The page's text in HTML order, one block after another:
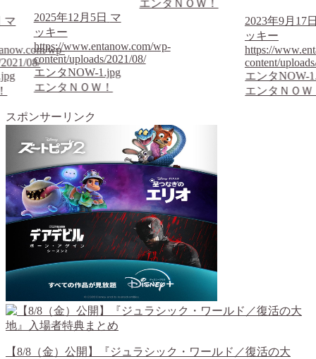
マ
wp-
08/
https://www.entanow.com/wp-
content/uploads/2021/08/
2025年12月5
ッキー
https://
content/
エンタNOW-
エンタＮＯＷ
スポンサーリンク
【8/8（金）公開】『ジュラシック・ワールド／復活の大